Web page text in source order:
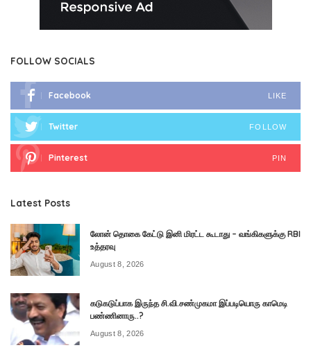
FOLLOW SOCIALS
Facebook LIKE
Twitter FOLLOW
Pinterest PIN
Latest Posts
லோன் தொகை கேட்டு இனி மிரட்ட கூடாது – வங்கிகளுக்கு RBI
உத்தரவு
August 8, 2026
கடுகடுப்பாக இருந்த சி.வி.சண்முகமா இப்படியொரு காமெடி
பண்ணினாரு..?
August 8, 2026